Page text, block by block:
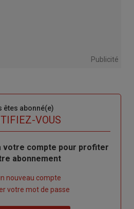
Publicité
êtes abonné(e)
VOUS
votre compte pour profiter
abonnement
nouveau compte
votre mot de passe